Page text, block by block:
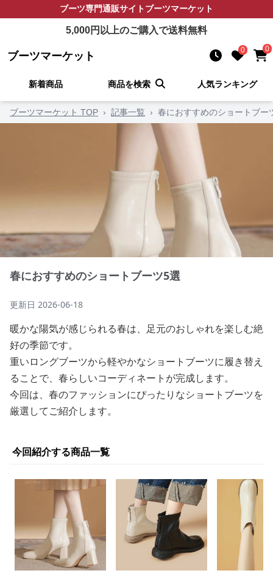
ブーツ専門通販サイトブーツマーケット
5,000円以上のご購入で送料無料
ブーツマーケット 0 0
新着商品 商品を検索 人気ランキング
ブーツマーケット TOP › 記事一覧 › 春におすすめのショートブー
春におすすめのショートブーツ5選
更新日 2026-06-18
暖かな陽気が感じられる春は、足元のおしゃれを楽しむ絶
好の季節です。
重いロングブーツから軽やかなショートブーツに履き替え
ることで、春らしいコーディネートが完成します。
今回は、春のファッションにぴったりなショートブーツを
厳選してご紹介します。
今回紹介する商品一覧